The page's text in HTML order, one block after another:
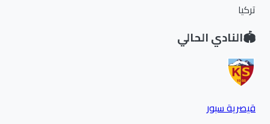
تركيا
النادي الحالي
قيصرية سبور